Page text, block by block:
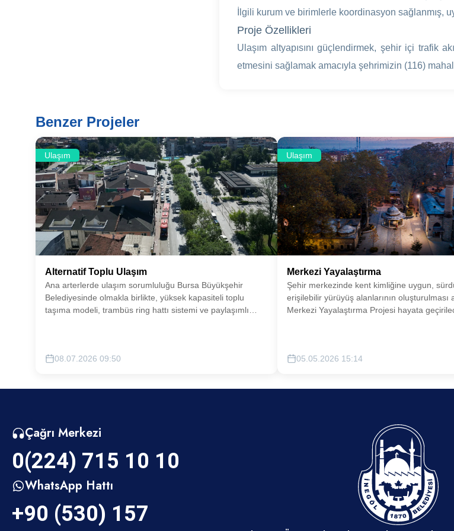
İlgili kurum ve birimlerle koordinasyon sağlanmış,
Proje Özellikleri
Ulaşım altyapısını güçlendirmek, şehir içi trafik
etmesini sağlamak amacıyla şehrimizin (116)
Benzer Projeler
Ulaşım
Alternatif Toplu Ulaşım
Ana arterlerde ulaşım sorumluluğu Bursa Büyükşehir
Belediyesinde olmakla birlikte, yüksek kapasiteli toplu
taşıma modeli, trambüs ring hattı sistemi ve paylaşımlı
08.07.2026 09:50
Ulaşım
Merkezi Yayalaştırma
Şehir merkezinde kent kimliğine uygun,
erişilebilir yürüyüş alanlarının oluşturulması
Merkezi Yayalaştırma Projesi hayata
05.05.2026 15:14
Çağrı Merkezi
0(224) 715 10 10
WhatsApp Hattı
+90 (530) 157